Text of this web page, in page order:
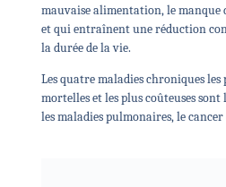
mauvaise alimentation, le manque
et qui entraînent une réduction
la durée de la vie.
Les quatre maladies chroniques les
mortelles et les plus coûteuses sont
les maladies pulmonaires, le cancer